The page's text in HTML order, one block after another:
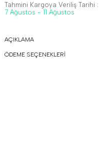
Tahmini Kargoya Veriliş Tarihi :
7 Ağustos - 11 Ağustos
AÇIKLAMA
ÖDEME SEÇENEKLERİ